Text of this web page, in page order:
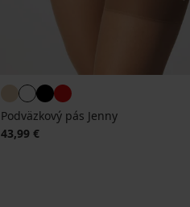
Podväzkový pás Jenny
43,99 €